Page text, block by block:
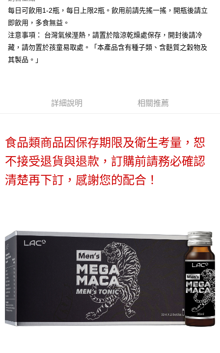
相關說明
1.本服務由台灣大哥大提供，台灣大哥大用戶可立即使用無須另外申請。
2.付款方式選擇「大哥付你分期」，訂單成立後會自動跳轉到大哥付的交易
流程，驗證手機門號後，選擇欲分期的期數、繳款截止日，確認付款後即完
成交易。
3.實際核准額度、可分期數及費用金額請依後續交易確認頁面所載為準。
1.分期款項不併入電信帳單，「大哥付你分期」於每月結算日後寄送繳費提
【注意事項】
1.本服務係由「台灣大哥大股份有限公司」（以下簡稱本公司）所提供，讓
用戶於交易時，得透過本服務購買商品或服務，並由商店將買賣／分期付款
買賣價金債權讓與本公司後，依約使用本公司帳單繳交帳款。
2.基於同意付款使用「大哥付你分期」之契約關係目的，商店將以您的個人
AFTEE先享後付
相關說明
【關於「AFTEE先享後付」】
AFTEE先享後付是「在收到商品之後才付款」的支付方式。 讓您購物簡單
２．訂單成立數日內，您將收到繳費通知簡訊。
３．收到繳費通知簡訊後14天內，點擊此簡訊中的連結，可透過四大超商／
ATM／網路銀行／等多元方式進行付款，方視為交易完成。
※ 請注意：結帳手續完成當下不需立刻繳費，但若您需要取消訂單，請聯絡
後付繳納相關費用。
１．透過由恩沛科技股份有限公司提供之「AFTEE先享後付」服務完成之交
易，需依本服務之必要範圍內提供個人資料，並將交易相關給付款項請求債
權轉讓予恩沛科技股份有限公司。
２．關於個人資料處理事宜，請瀏覽以下網址：
https://aftee.tw/terms/#terms3
３．未成年的使用者請事先徵得法定代理人或監護人之同意方可使用
「AFTEE先享後付」，若未經同意申辦者引起之損失，本公司不負相關責
任。
４．使用「AFTEE先享後付」時，將依據個別帳號之用戶狀況，依本公司即
時審查核予不同之上限額度；若仍有額度不足之情形，本公司將視審查結果
請求用戶進行身份認證。
ATM付款
每筆NT$70，滿NT$1,000(含以上)免運費
每筆NT$70，滿NT$1,000(含以上)免運費
宅配
每日可飲用1-2瓶，每日上限2瓶。飲用前請先搖一搖，開瓶後請立
即飲用，多食無益。
注意事項： 台灣氣候溼熱，請置於陰涼乾燥處保存，開封後請冷
藏，請勿置於孩童易取處。「本產品含有種子類、含麩質之穀物及
其製品。」
詳細說明 相關推薦
食品類商品因保存期限及衛生考量，恕
不接受退貨與退款，訂購前請務必確認
清楚再下訂，感謝您的配合！